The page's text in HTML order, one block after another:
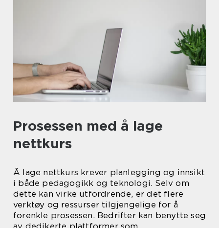
Prosessen med å lage
nettkurs
Å lage nettkurs krever planlegging og innsikt
i både pedagogikk og teknologi. Selv om
dette kan virke utfordrende, er det flere
verktøy og ressurser tilgjengelige for å
forenkle prosessen. Bedrifter kan benytte seg